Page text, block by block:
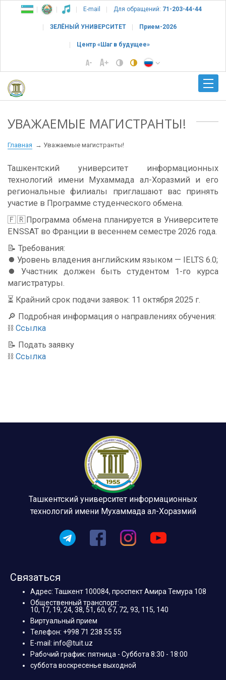
E-mail Для обращений: 71-203-44-44
ЗЕЛЁНЫЙ УНИВЕРСИТЕТ Прием-2026
Центр «Шаг в будущее»
УВАЖАЕМЫЕ МАГИСТРАНТЫ!
Главная Уважаемые магистранты!
Ташкентский университет информационных
технологий имени Мухаммада ал-Хоразмий и его
региональные филиалы приглашают вас принять
участие в Программе студенческого обмена.
🇫🇷Программа обмена планируется в Университете
ENSSAT во Франции в весеннем семестре 2026 года.
📝 Требования:
⏺️ Уровень владения английским языком — IELTS 6.0;
⏺️ Участник должен быть студентом 1-го курса
магистратуры.
⏳ Крайний срок подачи заявок: 11 октября 2025 г.
🔎 Подробная информация о направлениях обучения:
⛓️ Ссылка
📝 Подать заявку
⛓️ Ссылка
Ташкентский университет информационных
технологий имени Мухаммада ал-Хоразмий
Связаться
Адрес: Ташкент 100084, проспект Амира Темура 108
Общественный транспорт:
10, 17, 19, 24, 38, 51, 60, 67, 72, 93, 115, 140
Виртуальный прием
Телефон: +998 71 238 55 55
E-mail: info@tuit.uz
Рабочий график: пятница - Суббота 8:30 - 18:00
суббота воскресенье выходной